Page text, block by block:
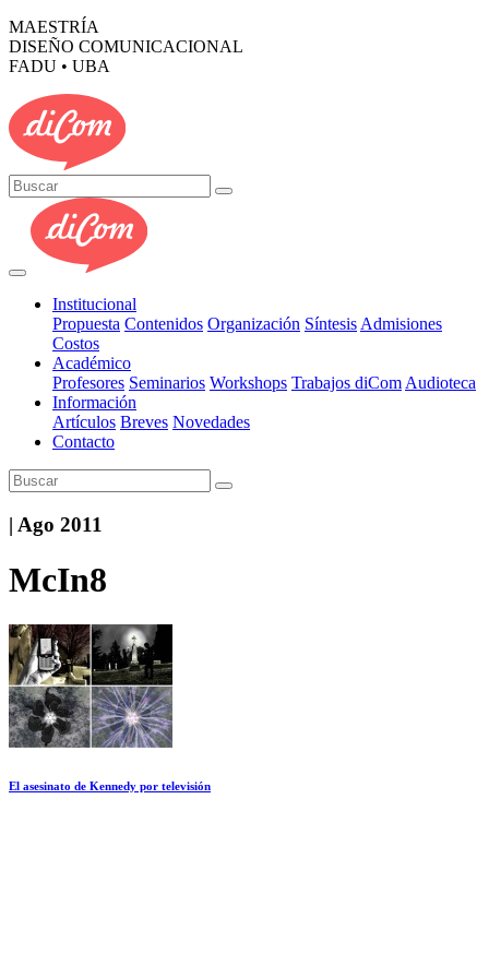
MAESTRÍA
DISEÑO COMUNICACIONAL
FADU • UBA
Institucional
Propuesta Contenidos Organización Síntesis Admisiones
Costos
Académico
Profesores Seminarios Workshops Trabajos diCom Audioteca
Información
Artículos Breves Novedades
Contacto
| Ago 2011
McIn8
El asesinato de Kennedy por televisión